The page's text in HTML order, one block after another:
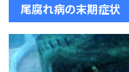
尾腐れ病の末期症状